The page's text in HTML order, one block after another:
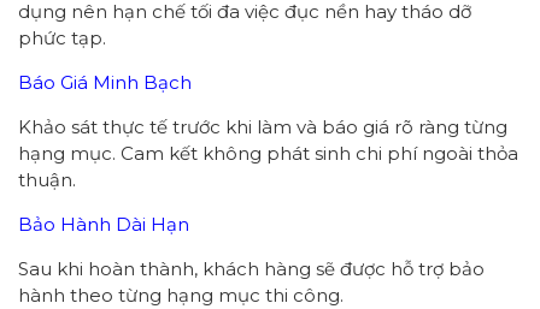
dụng nên hạn chế tối đa việc đục nền hay tháo dỡ
phức tạp.
Báo Giá Minh Bạch
Khảo sát thực tế trước khi làm và báo giá rõ ràng từng
hạng mục. Cam kết không phát sinh chi phí ngoài thỏa
thuận.
Bảo Hành Dài Hạn
Sau khi hoàn thành, khách hàng sẽ được hỗ trợ bảo
hành theo từng hạng mục thi công.